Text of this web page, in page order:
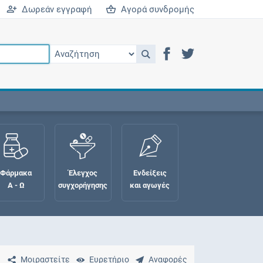
Δωρεάν εγγραφή Αγορά συνδρομής
Φάρμακα
Α - Ω
Έλεγχος
συγχορήγησης
Ενδείξεις
και αγωγές
Μοιραστείτε Ευρετήριο Αναφορές